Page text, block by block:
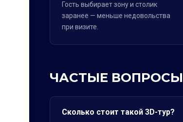
Гость выбирает зону и столик
заранее — меньше недовольства
при визите.
ЧАСТЫЕ ВОПРОСЫ
Сколько стоит такой 3D-тур?